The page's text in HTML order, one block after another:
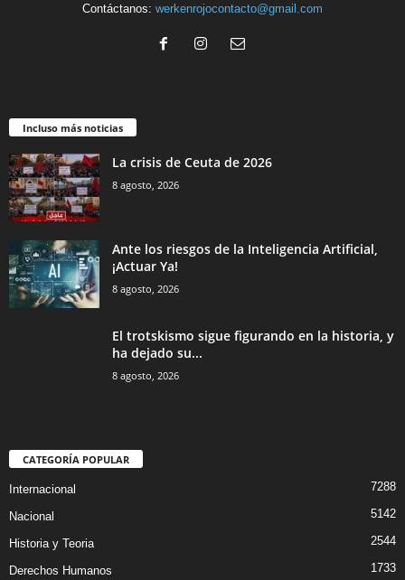
Contáctanos: werkenrojocontacto@gmail.com
Incluso más noticias
La crisis de Ceuta de 2026
8 agosto, 2026
Ante los riesgos de la Inteligencia Artificial,
¡Actuar Ya!
8 agosto, 2026
El trotskismo sigue figurando en la historia, y
ha dejado su...
8 agosto, 2026
CATEGORÍA POPULAR
Internacional 7288
Nacional 5142
Historia y Teoria 2544
Derechos Humanos 1733